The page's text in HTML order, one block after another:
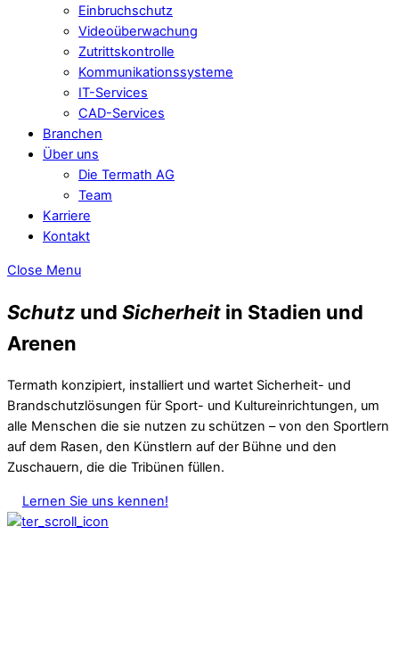
Einbruchschutz
Videoüberwachung
Zutrittskontrolle
Kommunikationssysteme
IT-Services
CAD-Services
Branchen
Über uns
Die Termath AG
Team
Karriere
Kontakt
Close Menu
Schutz und Sicherheit in Stadien und
Arenen
Termath konzipiert, installiert und wartet Sicherheit- und
Brandschutzlösungen für Sport- und Kultureinrichtungen, um
alle Menschen die sie nutzen zu schützen – von den Sportlern
auf dem Rasen, den Künstlern auf der Bühne und den
Zuschauern, die die Tribünen füllen.
Lernen Sie uns kennen!